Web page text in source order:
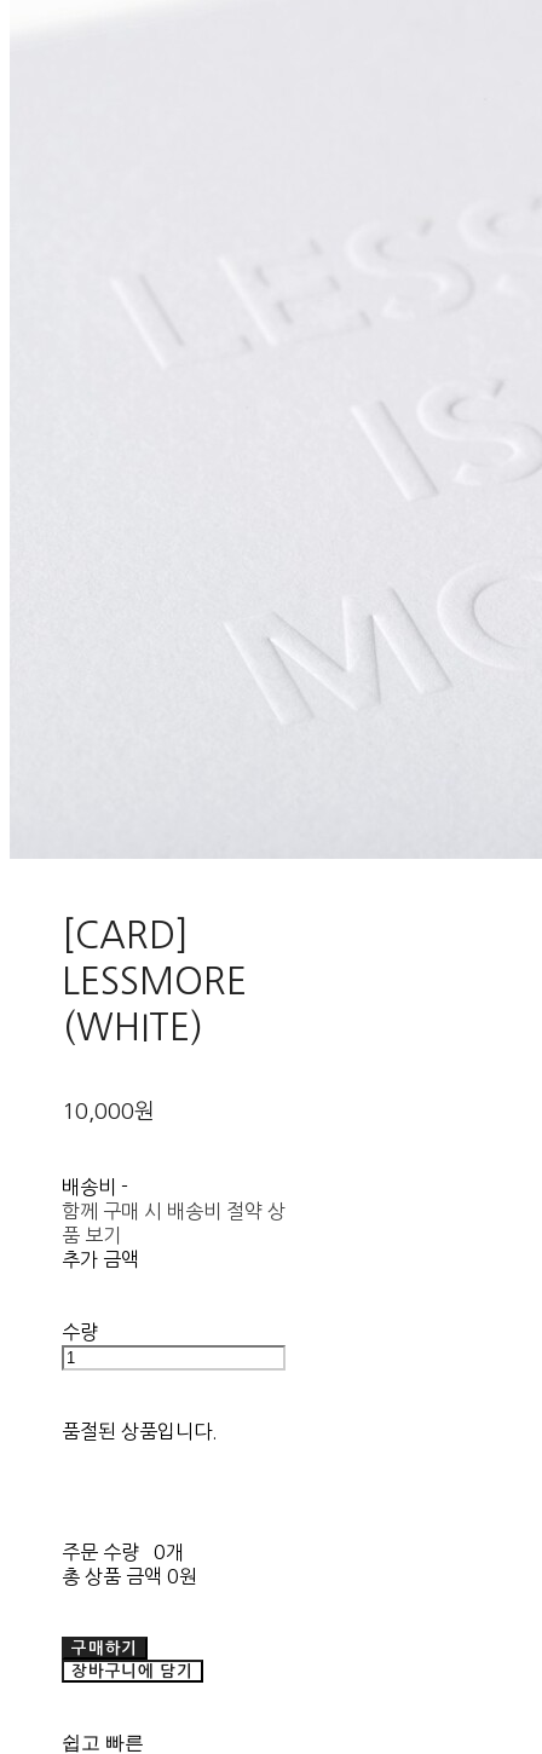
[CARD]
LESSMORE
(WHITE)
10,000원
배송비-
함께 구매 시 배송비 절약 상
품 보기
추가 금액
수량
품절된 상품입니다.
주문 수량
0개
총 상품 금액 0원
구매하기
장바구니에 담기
쉽고 빠른